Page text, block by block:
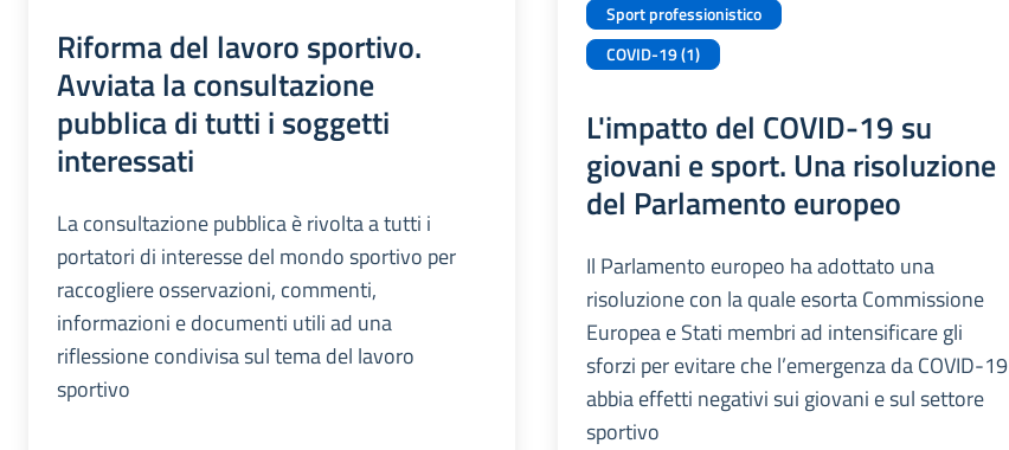
Riforma del lavoro sportivo.
Avviata la consultazione
pubblica di tutti i soggetti
interessati
La consultazione pubblica è rivolta a tutti i
portatori di interesse del mondo sportivo per
raccogliere osservazioni, commenti,
informazioni e documenti utili ad una
riflessione condivisa sul tema del lavoro
sportivo
Sport professionistico
COVID-19 (1)
L'impatto del COVID-19 su
giovani e sport. Una risoluzione
del Parlamento europeo
Il Parlamento europeo ha adottato una
risoluzione con la quale esorta Commissione
Europea e Stati membri ad intensificare gli
sforzi per evitare che l’emergenza da COVID-19
abbia effetti negativi sui giovani e sul settore
sportivo